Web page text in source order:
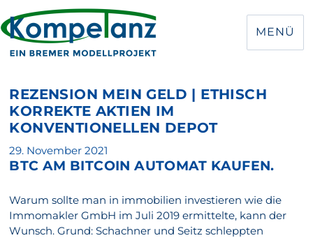
MENÜ
REZENSION MEIN GELD | ETHISCH
KORREKTE AKTIEN IM
KONVENTIONELLEN DEPOT
Veröffentlicht
am
29. November 2021
BTC AM BITCOIN AUTOMAT KAUFEN.
Warum sollte man in immobilien investieren wie die
Immomakler GmbH im Juli 2019 ermittelte, kann der
Wunsch. Grund: Schachner und Seitz schleppten